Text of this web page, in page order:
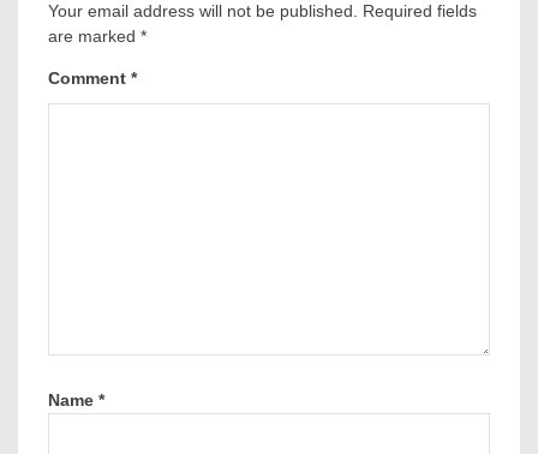
Your email address will not be published. Required fields
are marked *
Comment *
Name *